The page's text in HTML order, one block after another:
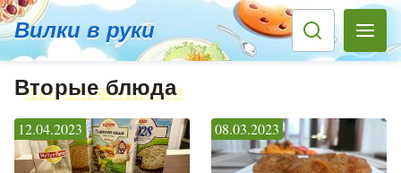
Вилки в руки
Вторые блюда
12.04.2023 08.03.2023